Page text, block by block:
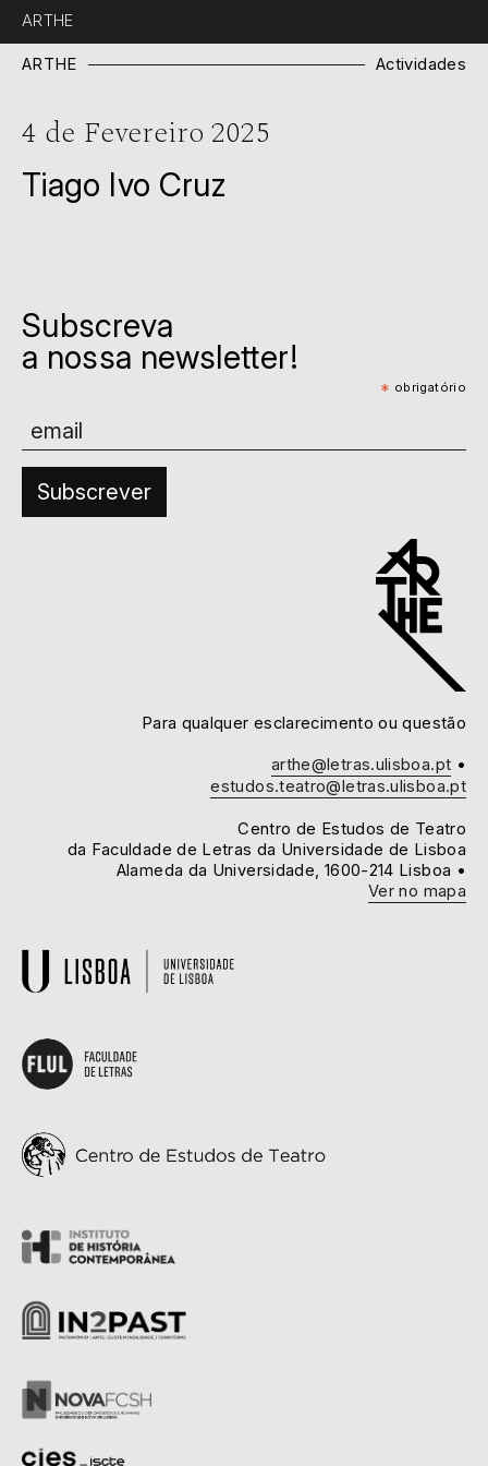
ARTHE
ARTHE Actividades
4 de Fevereiro 2025
Tiago Ivo Cruz
Subscreva
a nossa newsletter!
* obrigatório
Para qualquer esclarecimento ou questão
arthe@letras.ulisboa.pt •
estudos.teatro@letras.ulisboa.pt
Centro de Estudos de Teatro
da Faculdade de Letras da Universidade de Lisboa
Alameda da Universidade, 1600-214 Lisboa •
Ver no mapa